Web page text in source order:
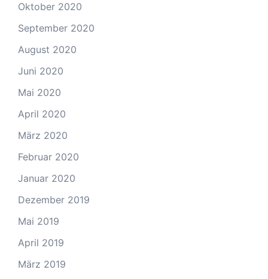
Oktober 2020
September 2020
August 2020
Juni 2020
Mai 2020
April 2020
März 2020
Februar 2020
Januar 2020
Dezember 2019
Mai 2019
April 2019
März 2019